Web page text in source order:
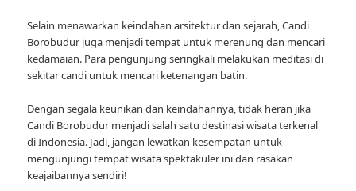
Selain menawarkan keindahan arsitektur dan sejarah, Candi
Borobudur juga menjadi tempat untuk merenung dan mencari
kedamaian. Para pengunjung seringkali melakukan meditasi di
sekitar candi untuk mencari ketenangan batin.
Dengan segala keunikan dan keindahannya, tidak heran jika
Candi Borobudur menjadi salah satu destinasi wisata terkenal
di Indonesia. Jadi, jangan lewatkan kesempatan untuk
mengunjungi tempat wisata spektakuler ini dan rasakan
keajaibannya sendiri!